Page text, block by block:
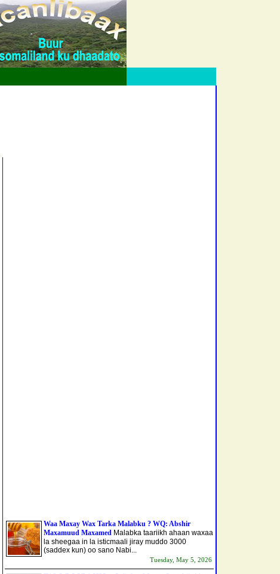
Waa Maxay Wax Tarka Malabku ? WQ: Abshir
Maxamuud Maxamed Malabka taariikh ahaan waxaa
la sheegaa in la isticmaali jiray muddo 3000
(saddex kun) oo sano Nabi...
Tuesday, May 5, 2026